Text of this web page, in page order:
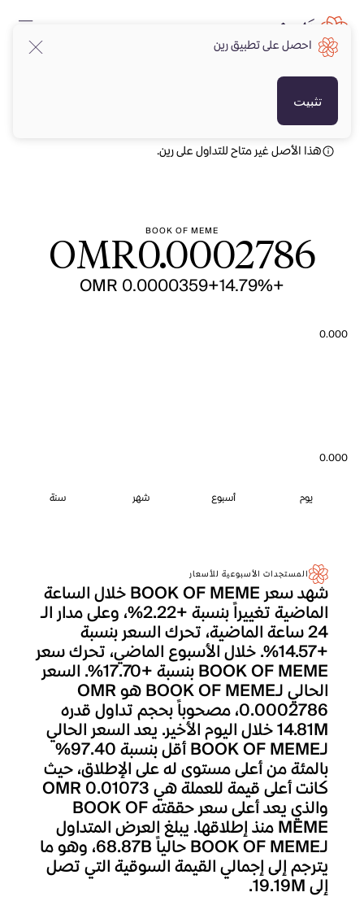
هذا الأصل غير متاح للتداول على رين.
BOOK OF MEME
OMR0.0002786
+14.79%
+OMR 0.0000359
0.000
0.000
يوم أسبوع شهر سنة
المستجدات الأسبوعية للأسعار
شهد سعر BOOK OF MEME خلال الساعة
الماضية تغييراً بنسبة +2.22%، وعلى مدار الـ
24 ساعة الماضية، تحرك السعر بنسبة
+14.57%. خلال الأسبوع الماضي، تحرك سعر
BOOK OF MEME بنسبة +17.70%. السعر
الحالي لـBOOK OF MEME هو OMR
0.0002786، مصحوباً بحجم تداول قدره
14.81M خلال اليوم الأخير. يعد السعر الحالي
لـBOOK OF MEME أقل بنسبة 97.40%
بالمئة من أعلى مستوى له على الإطلاق، حيث
كانت أعلى قيمة للعملة هي OMR 0.01073
والذي يعد أعلى سعر حققته BOOK OF
MEME منذ إطلاقها. يبلغ العرض المتداول
لـBOOK OF MEME حالياً 68.87B، وهو ما
يترجم إلى إجمالي القيمة السوقية التي تصل
إلى 19.19M.
احصل على تطبيق رين
تثبيت